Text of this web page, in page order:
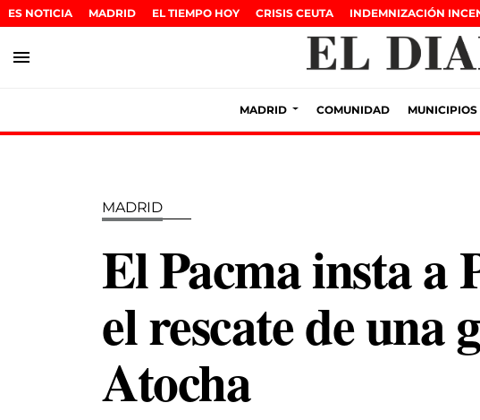
ES NOTICIA MADRID EL TIEMPO HOY CRISIS CEUTA INDEMNIZACIÓN
menu
MADRID COMUNIDAD MUNICIPIOS
MADRID
El Pacma insta
el rescate de una
Atocha